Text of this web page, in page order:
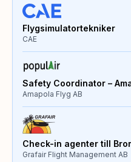
Flygsimulatortekniker
CAE
Safety Coordinator –
Amapola Flyg AB
Check-in agenter till
Grafair Flight Management AB